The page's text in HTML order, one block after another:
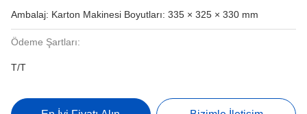
Ambalaj: Karton Makinesi Boyutları: 335 × 325 × 330 mm
Ödeme Şartları:
T/T